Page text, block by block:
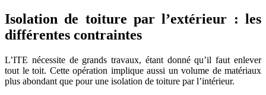
Isolation de toiture par l’extérieur : les
différentes contraintes
L’ITE nécessite de grands travaux, étant donné qu’il faut enlever
tout le toit. Cette opération implique aussi un volume de matériaux
plus abondant que pour une isolation de toiture par l’intérieur.